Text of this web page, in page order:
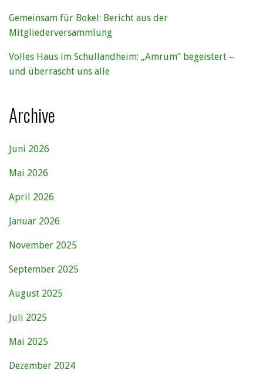
Gemeinsam für Bokel: Bericht aus der
Mitgliederversammlung
Volles Haus im Schullandheim: „Amrum“ begeistert –
und überrascht uns alle
Archive
Juni 2026
Mai 2026
April 2026
Januar 2026
November 2025
September 2025
August 2025
Juli 2025
Mai 2025
Dezember 2024